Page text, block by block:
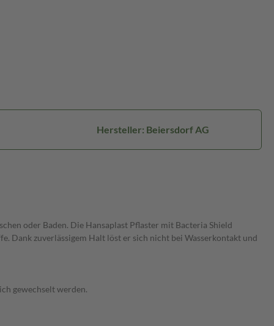
Hersteller: Beiersdorf AG
oder Baden. Die Hansaplast Pflaster mit Bacteria Shield
Dank zuverlässigem Halt löst er sich nicht bei Wasserkontakt und
gewechselt werden.